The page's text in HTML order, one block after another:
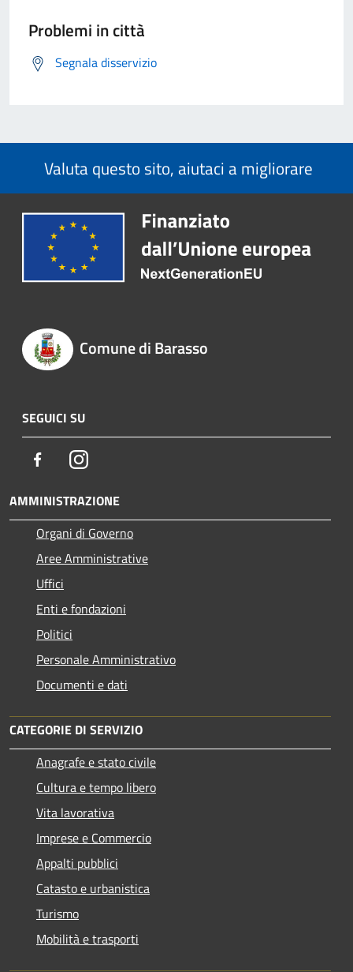
Problemi in città
Segnala disservizio
Valuta questo sito, aiutaci a migliorare
Comune di Barasso
SEGUICI SU
FacebookInstagram
AMMINISTRAZIONE
Organi di Governo
Aree Amministrative
Uffici
Enti e fondazioni
Politici
Personale Amministrativo
Documenti e dati
CATEGORIE DI SERVIZIO
Anagrafe e stato civile
Cultura e tempo libero
Vita lavorativa
Imprese e Commercio
Appalti pubblici
Catasto e urbanistica
Turismo
Mobilità e trasporti